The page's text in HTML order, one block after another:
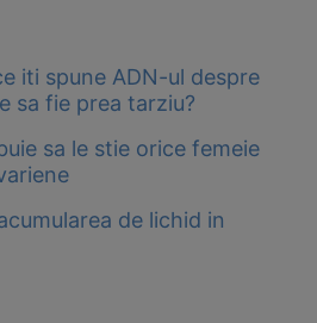
iti spune ADN-ul despre
sa fie prea tarziu?
sa le stie orice femeie
de lichid in